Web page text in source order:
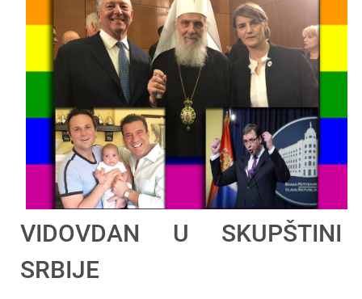
VIDOVDAN U SKUPŠTINI
SRBIJE